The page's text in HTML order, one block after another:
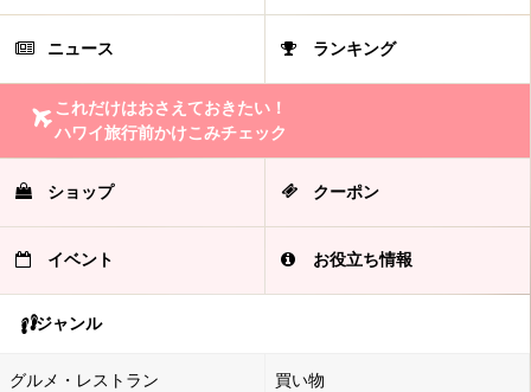
ニュース ランキング
これだけはおさえておきたい！
ハワイ旅行前かけこみチェック
ショップ クーポン
イベント お役立ち情報
ジャンル
グルメ・レストラン 買い物